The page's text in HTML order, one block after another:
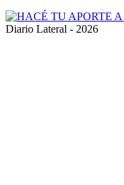
Diario Lateral - 2026